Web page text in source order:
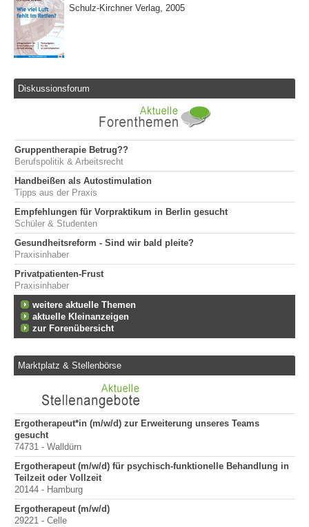
Schulz-Kirchner Verlag, 2005
Diskussionsforum
Gruppentherapie Betrug??
Berufspolitik & Arbeitsrecht
Handbeißen als Autostimulation
Tipps aus der Praxis
Empfehlungen für Vorpraktikum in Berlin gesucht
Schüler & Studenten
Gesundheitsreform - Sind wir bald pleite?
Praxisinhaber
Privatpatienten-Frust
Praxisinhaber
weitere aktuelle Themen
aktuelle Kleinanzeigen
zur Forenübersicht
Marktplatz & Stellenbörse
Ergotherapeut*in (m/w/d) zur Erweiterung unseres Teams
gesucht
74731 - Walldürn
Ergotherapeut (m/w/d) für psychisch-funktionelle Behandlung in
Teilzeit oder Vollzeit
20144 - Hamburg
Ergotherapeut (m/w/d)
29221 - Celle